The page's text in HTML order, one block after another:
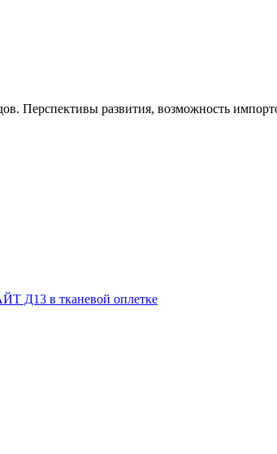
Перспективы развития, возможность
Д13 в тканевой оплетке